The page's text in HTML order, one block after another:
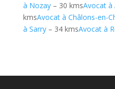
à Nozay– 30 kmsAvocat à
kmsAvocat à Châlons-en-
à Sarry– 34 kmsAvocat à